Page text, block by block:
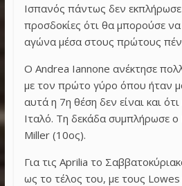
Ισπανός πάντως δεν εκπλήρωσε
προσδοκίες ότι θα μπορούσε να
αγώνα μέσα στους πρώτους
Ο Andrea Iannone ανέκτησε
με τον πρώτο γύρο όπου ήταν
αυτά η 7η θέση δεν είναι και
Ιταλό. Τη δεκάδα συμπλήρωσε ο
Miller (10ος).
Για τις Aprilia το
ως το τέλος του, με τους